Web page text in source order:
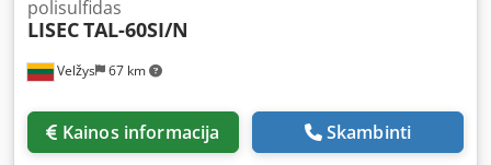
Velžys 67 km
polisulfidas
LISECTAL-60SI/N
Kainos informacija Skambinti